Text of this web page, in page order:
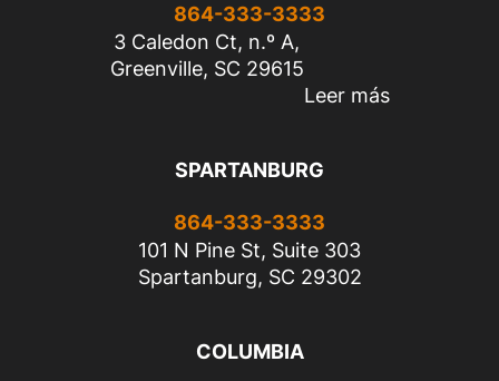
864-333-3333
3 Caledon Ct, n.º A,
Greenville, SC 29615
Leer más
SPARTANBURG
864-333-3333
101 N Pine St, Suite 303
Spartanburg, SC 29302
COLUMBIA